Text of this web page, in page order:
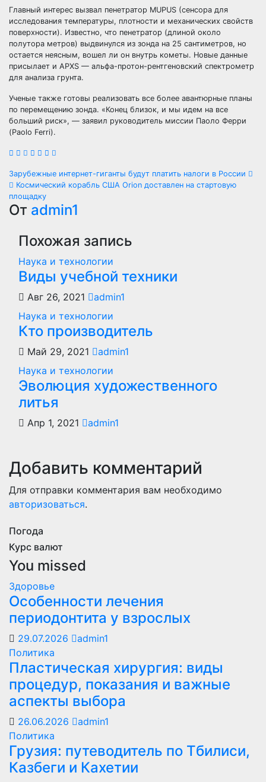
Главный интерес вызвал пенетратор MUPUS (сенсора для
исследования температуры, плотности и механических свойств
поверхности). Известно, что пенетратор (длиной около
полутора метров) выдвинулся из зонда на 25 сантиметров, но
остается неясным, вошел ли он внутрь кометы. Новые данные
присылает и APXS — альфа-протон-рентгеновский спектрометр
для анализа грунта.
Ученые также готовы реализовать все более авантюрные планы
по перемещению зонда. «Конец близок, и мы идем на все
больший риск», — заявил руководитель миссии Паоло Ферри
(Paolo Ferri).
Навигация
по
записям
Зарубежные интернет-гиганты будут платить налоги в России
Космический корабль США Orion доставлен на стартовую
площадку
От admin1
Похожая запись
Наука и технологии
Виды учебной техники
Авг 26, 2021
admin1
Наука и технологии
Кто производитель
Май 29, 2021
admin1
Наука и технологии
Эволюция художественного
литья
Апр 1, 2021 admin1
Добавить комментарий
Для отправки комментария вам необходимо
авторизоваться.
Погода
Курс валют
You missed
Здоровье
Особенности лечения
периодонтита у взрослых
29.07.2026
admin1
Политика
Пластическая хирургия: виды
процедур, показания и важные
аспекты выбора
26.06.2026
admin1
Политика
Грузия: путеводитель по Тбилиси,
Казбеги и Кахетии